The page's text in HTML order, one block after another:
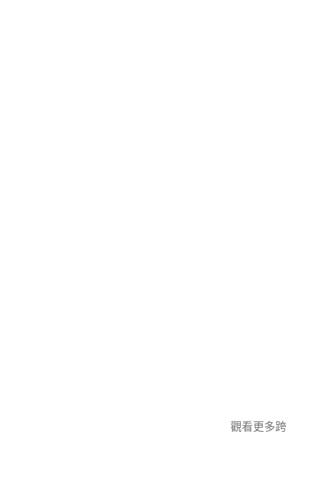
觀看更多跨